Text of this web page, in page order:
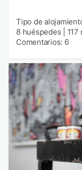
Tipo de
8 huéspedes
117
Comentarios: 6